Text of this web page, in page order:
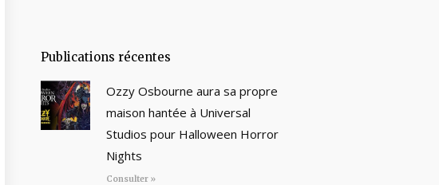
Publications récentes
Ozzy Osbourne aura sa propre
maison hantée à Universal
Studios pour Halloween Horror
Nights
Consulter »